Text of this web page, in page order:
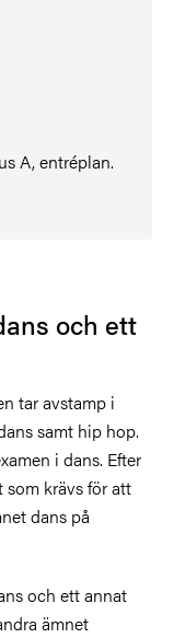
A, entréplan.
och ett
tar avstamp i
samt hip hop.
i dans. Efter
krävs för att
dans på
och ett annat
ämnet